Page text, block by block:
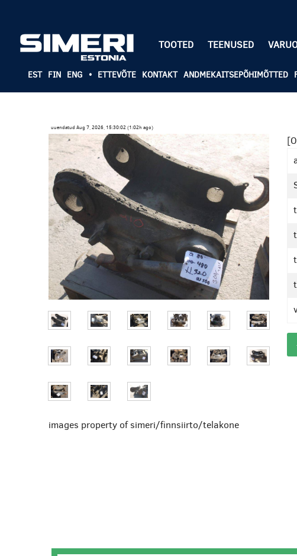
TOOTED TEENUSED
EST FIN ENG • ETTEVÕTE KONTAKT ANDMEKAITSEPÕHIMÕTTED
uuendatud Aug 7, 2026, 15:30:02 (1:02h ago)
images property of simeri/finnsiirto/telakone